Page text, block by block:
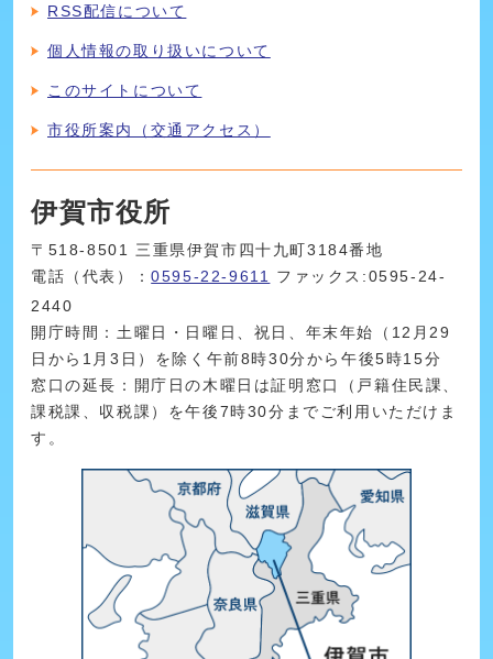
RSS配信について
個人情報の取り扱いについて
このサイトについて
市役所案内（交通アクセス）
伊賀市役所
〒518-8501 三重県伊賀市四十九町3184番地
電話（代表）：0595-22-9611
ファックス:0595-24-
2440
開庁時間：土曜日・日曜日、祝日、年末年始（12月29
日から1月3日）を除く午前8時30分から午後5時15分
窓口の延長：開庁日の木曜日は証明窓口（戸籍住民課、
課税課、収税課）を午後7時30分までご利用いただけま
す。